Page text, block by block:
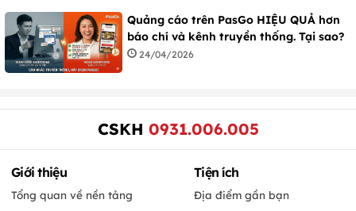
Quảng cáo trên PasGo HIỆU QUẢ hơn
báo chí và kênh truyền thống. Tại sao?
24/04/2026
CSKH 0931.006.005
Giới thiệu
Tổng quan về nền tảng
Tiện ích
Địa điểm gần bạn